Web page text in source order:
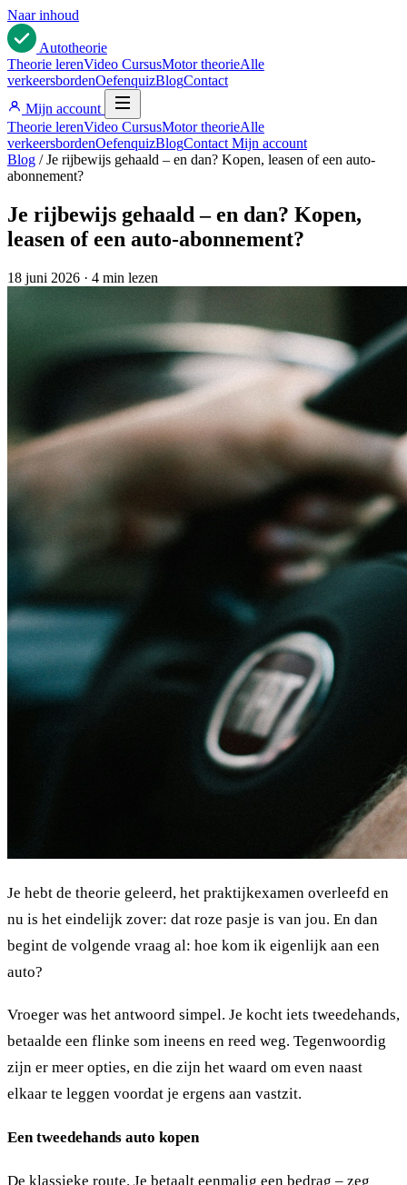
Naar inhoud
Autotheorie
Theorie lerenVideo CursusMotor theorieAlle
verkeersbordenOefenquizBlogContact
Mijn account
Theorie lerenVideo CursusMotor theorieAlle
verkeersbordenOefenquizBlogContact Mijn account
Blog / Je rijbewijs gehaald – en dan? Kopen, leasen of een auto-
abonnement?
Je rijbewijs gehaald – en dan? Kopen,
leasen of een auto-abonnement?
18 juni 2026 · 4 min lezen
Je hebt de theorie geleerd, het praktijkexamen overleefd en
nu is het eindelijk zover: dat roze pasje is van jou. En dan
begint de volgende vraag al: hoe kom ik eigenlijk aan een
auto?
Vroeger was het antwoord simpel. Je kocht iets tweedehands,
betaalde een flinke som ineens en reed weg. Tegenwoordig
zijn er meer opties, en die zijn het waard om even naast
elkaar te leggen voordat je ergens aan vastzit.
Een tweedehands auto kopen
De klassieke route. Je betaalt eenmalig een bedrag – zeg